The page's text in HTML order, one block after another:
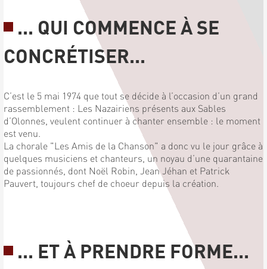
... QUI COMMENCE À SE
CONCRÉTISER...
C’est le 5 mai 1974 que tout se décide à l’occasion d’un grand
rassemblement : Les Nazairiens présents aux Sables
d’Olonnes, veulent continuer à chanter ensemble : le moment
est venu.
La chorale "Les Amis de la Chanson" a donc vu le jour grâce à
quelques musiciens et chanteurs, un noyau d’une quarantaine
de passionnés, dont Noël Robin, Jean Jéhan et Patrick
Pauvert, toujours chef de choeur depuis la création.
... ET À PRENDRE FORME...